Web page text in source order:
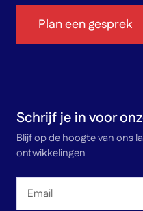
Plan een gesprek
Schrijf je in voor
Blijf op de hoogte van ons
ontwikkelingen
Email